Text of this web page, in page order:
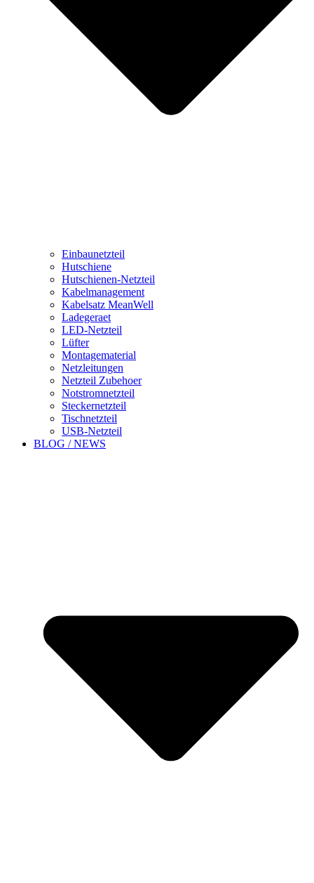
Einbaunetzteil
Hutschiene
Hutschienen-Netzteil
Kabelmanagement
Kabelsatz MeanWell
Ladegeraet
LED-Netzteil
Lüfter
Montagematerial
Netzleitungen
Netzteil Zubehoer
Notstromnetzteil
Steckernetzteil
Tischnetzteil
USB-Netzteil
BLOG / NEWS